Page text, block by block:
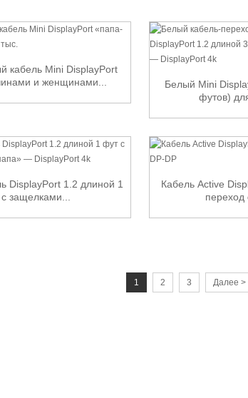
кабель Mini DisplayPort
и женщинами...
Белый Mini
футов)
DisplayPort 1.2 длиной 1
защелками...
Кабель Active
переход
1 2 3 Далее >